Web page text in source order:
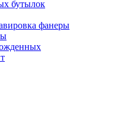
бутылок
фанеры